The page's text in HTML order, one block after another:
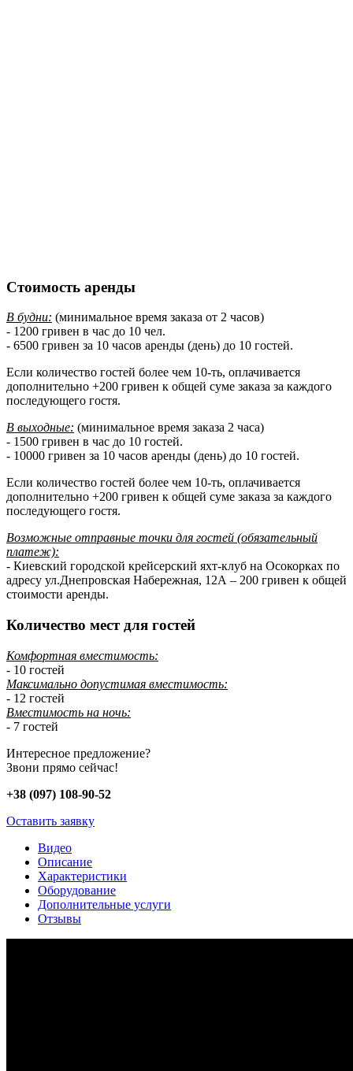
Стоимость аренды
В будни: (минимальное время заказа от 2 часов)
- 1200 гривен в час до 10 чел.
- 6500 гривен за 10 часов аренды (день) до 10 гостей.
Если количество гостей более чем 10-ть, оплачивается
дополнительно +200 гривен к общей суме заказа за каждого
последующего гостя.
В выходные: (минимальное время заказа 2 часа)
- 1500 гривен в час до 10 гостей.
- 10000 гривен за 10 часов аренды (день) до 10 гостей.
Если количество гостей более чем 10-ть, оплачивается
дополнительно +200 гривен к общей суме заказа за каждого
последующего гостя.
Возможные отправные точки для гостей (обязательный
платеж):
- Киевский городской крейсерский яхт-клуб на Осокорках по
адресу ул.Днепровская Набережная, 12А – 200 гривен к общей
стоимости аренды.
Количество мест для гостей
Комфортная вместимость:
- 10 гостей
Максимально допустимая вместимость:
- 12 гостей
Вместимость на ночь:
- 7 гостей
Интересное предложение?
Звони прямо сейчас!
+38 (097) 108-90-52
Оставить заявку
Видео
Описание
Характеристики
Оборудование
Дополнительные услуги
Отзывы